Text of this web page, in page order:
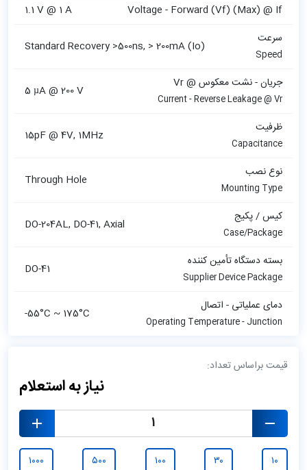
Voltage - Forward (Vf) (Max) @ If
1.1 V @ 1 A
سرعت
Speed
Standard Recovery >500ns, > 200mA (Io)
جریان - نشت معکوس @ Vr
Current - Reverse Leakage @ Vr
5 µA @ 200 V
ظرفیت
Capacitance
15pF @ 4V, 1MHz
نوع نصب
Mounting Type
Through Hole
کیس / پکیج
Case/Package
DO-204AL, DO-41, Axial
بسته دستگاه تأمین کننده
Supplier Device Package
DO-41
دمای عملیاتی - اتصال
Operating Temperature - Junction
-55°C ~ 175°C
قیمت براساس تعداد:
نیاز به استعلام
۱۰ ۳۰ ۱۰۰ ۵۰۰ ۱۰۰۰